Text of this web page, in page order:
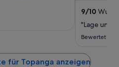
9/10
"Lage und
Bewertet am
für Topanga anzeigen